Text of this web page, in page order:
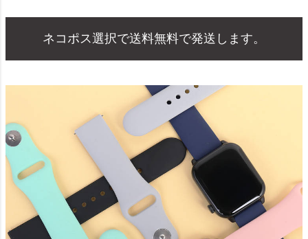
ネコポス選択で送料無料で発送します。